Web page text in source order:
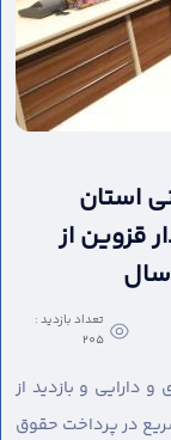
استان
قزوین از
سال
تعداد بازدید :
205
دارایی و بازدید از
در پرداخت حقوق